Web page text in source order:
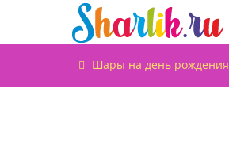
Шары на день рождения